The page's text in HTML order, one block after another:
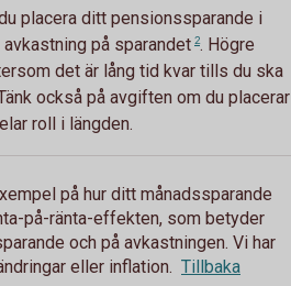
placera ditt pensionssparande i
på sparandet 2. Högre
det är lång tid kvar tills du ska
också på avgiften om du placerar
roll i längden.
på hur ditt månadssparande
på-ränta-effekten, som betyder
och på avkastningen. Vi har
eller inflation. Tillbaka